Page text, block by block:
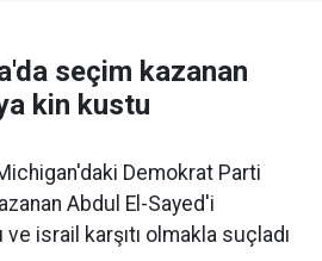
seçim kazanan
kin kustu
Demokrat Parti
Abdul El-Sayed'i
israil karşıtı olmakla suçladı